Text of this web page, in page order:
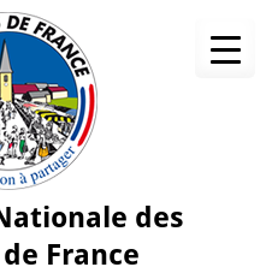
des
France